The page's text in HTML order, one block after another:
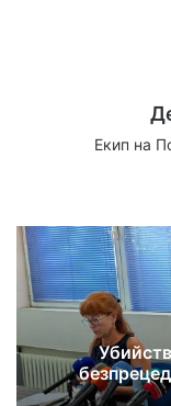
Екип на